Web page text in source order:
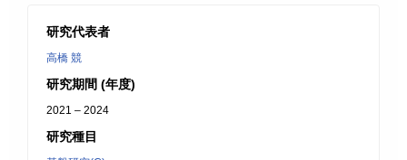
研究代表者
高橋 競
研究期間 (年度)
2021 – 2024
研究種目